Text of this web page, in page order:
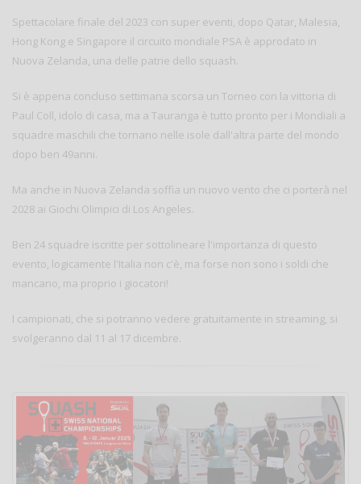
Spettacolare finale del 2023 con super eventi, dopo Qatar, Malesia,
Hong Kong e Singapore il circuito mondiale PSA è approdato in
Nuova Zelanda, una delle patrie dello squash.
Si è appena concluso settimana scorsa un Torneo con la vittoria di
Paul Coll, idolo di casa, ma a Tauranga è tutto pronto per i Mondiali a
squadre maschili che tornano nelle isole dall'altra parte del mondo
dopo ben 49anni.
Ma anche in Nuova Zelanda soffia un nuovo vento che ci porterà nel
2028 ai Giochi Olimpici di Los Angeles.
Ben 24 squadre iscritte per sottolineare l'importanza di questo
evento, logicamente l'Italia non c'è, ma forse non sono i soldi che
mancano, ma proprio i giocatori!
I campionati, che si potranno vedere gratuitamente in streaming, si
svolgeranno dal 11 al 17 dicembre.